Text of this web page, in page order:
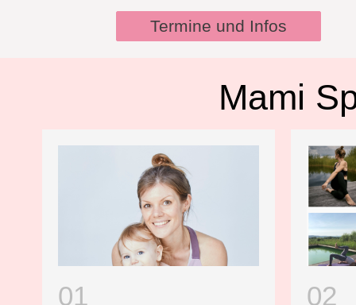
Termine und Infos
Mami